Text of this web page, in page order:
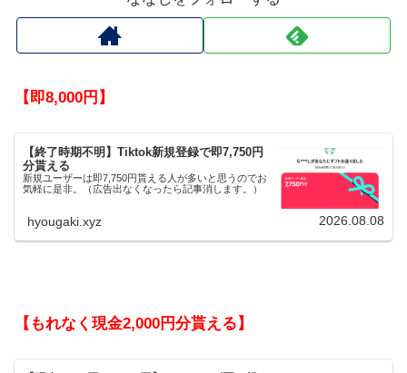
【即8,000円】
【終了時期不明】Tiktok新規登録で即7,750円
分貰える
新規ユーザーは即7,750円貰える人が多いと思うのでお
気軽に是非。（広告出なくなったら記事消します。）
hyougaki.xyz 2026.08.08
【もれなく現金2,000円分貰える】